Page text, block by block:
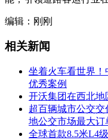
编辑：刚刚
相关新闻
坐着火车看世界
优秀案例
开沃集团在西北地
超百辆城市公交
地公交市场最大订
全球首款8.5米L4